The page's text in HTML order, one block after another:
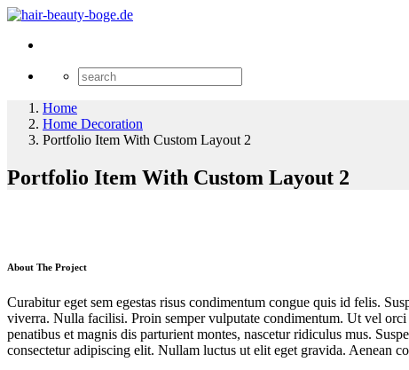
Home
Home Decoration
Portfolio Item With Custom Layout 2
Portfolio Item With Custom Layout 2
About The Project
Curabitur eget sem egestas risus condimentum congue quis id felis.
viverra. Nulla facilisi. Proin semper vulputate condimentum. Ut vel
penatibus et magnis dis parturient montes, nascetur ridiculus mus.
consectetur adipiscing elit. Nullam luctus ut elit eget gravida. Aenean